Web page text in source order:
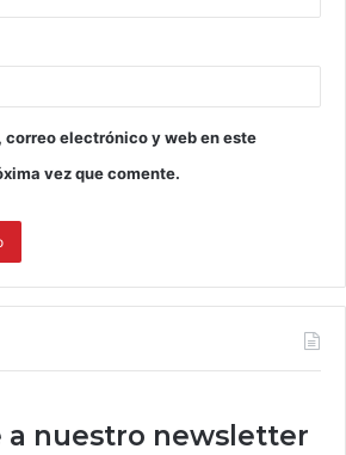
correo electrónico y web en este
vez que comente.
a nuestro newsletter